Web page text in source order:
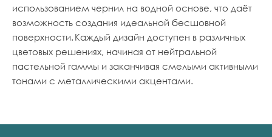
использованием чернил на водной основе, что даёт
возможность создания идеальной бесшовной
поверхности. Каждый дизайн доступен в различных
цветовых решениях, начиная от нейтральной
пастельной гаммы и заканчивая смелыми активными
тонами с металлическими акцентами.